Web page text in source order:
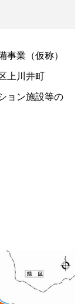
業（仮称）
上川井町
ョン施設等の